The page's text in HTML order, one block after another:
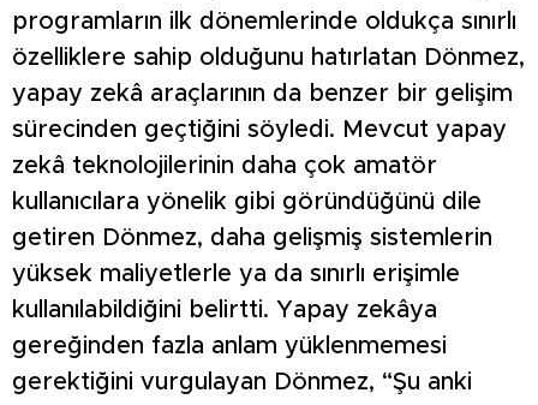
programların ilk dönemlerinde oldukça sınırlı
özelliklere sahip olduğunu hatırlatan Dönmez,
yapay zekâ araçlarının da benzer bir gelişim
sürecinden geçtiğini söyledi. Mevcut yapay
zekâ teknolojilerinin daha çok amatör
kullanıcılara yönelik gibi göründüğünü dile
getiren Dönmez, daha gelişmiş sistemlerin
yüksek maliyetlerle ya da sınırlı erişimle
kullanılabildiğini belirtti. Yapay zekâya
gereğinden fazla anlam yüklenmemesi
gerektiğini vurgulayan Dönmez, “Şu anki